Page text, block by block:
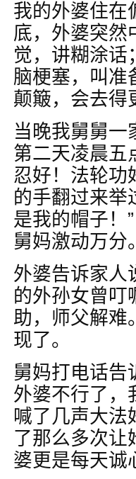
我的外婆住在
底，外婆突然
觉，讲糊涂话
脑梗塞，叫准
颠簸，会去得
当晚我舅舅一
第二天凌晨五
忍好！法轮功
的手翻过来举
是我的帽子！
舅妈激动万分
外婆告诉家人
的外孙女曾叮
助，师父解难
现了。
舅妈打电话告
外婆不行了，
喊了几声大法
了那么多次让
婆更是每天诚